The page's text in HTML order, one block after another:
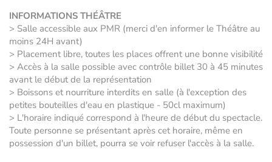
INFORMATIONS THÉÂTRE
> Salle accessible aux PMR (merci d'en informer le Théâtre au
moins 24H avant)
> Placement libre, toutes les places offrent une bonne visibilité
> Accès à la salle possible avec contrôle billet 30 à 45 minutes
avant le début de la représentation
> Boissons et nourriture interdits en salle (à l'exception des
petites bouteilles d'eau en plastique - 50cl maximum)
> L'horaire indiqué correspond à l'heure de début du spectacle.
Toute personne se présentant après cet horaire, même en
possession d'un billet, pourra se voir refuser l'accès à la salle.